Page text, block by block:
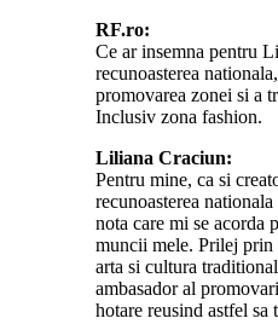
RF.ro:
Ce ar insemna pentru
recunoasterea
promovarea zonei si a
Inclusiv zona fashion.
Liliana Craciun:
Pentru mine, ca si
recunoasterea
nota care mi se acorda
muncii mele. Prilej prin
arta si cultura
ambasador al
hotare reusind astfel sa